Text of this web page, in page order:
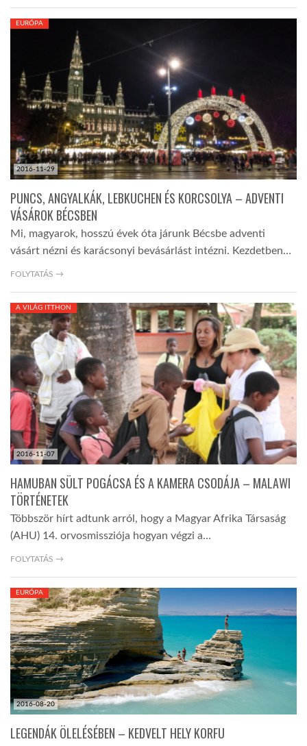
2016-11-29
EURÓPA
PUNCS, ANGYALKÁK, LEBKUCHEN ÉS KORCSOLYA – ADVENTI
VÁSÁROK BÉCSBEN
Mi, magyarok, hosszú évek óta járunk Bécsbe adventi
vásárt nézni és karácsonyi bevásárlást intézni. Kezdetben…
FOLYTATÁS →
2016-11-07
A VILÁG ITTHON
HAMUBAN SÜLT POGÁCSA ÉS A KAMERA CSODÁJA – MALAWI
TÖRTÉNETEK
Többször hírt adtunk arról, hogy a Magyar Afrika Társaság
(AHU) 14. orvosmissziója hogyan végzi a…
FOLYTATÁS →
2016-08-20
EURÓPA
LEGENDÁK ÖLELÉSÉBEN – KEDVELT HELY KORFU